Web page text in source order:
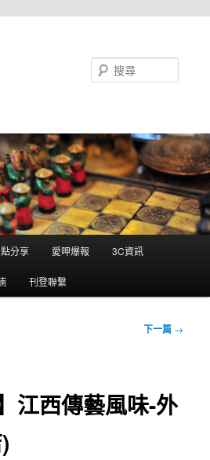
分享 愛呷爆報 3C資訊
刊登聯繫
下一篇 →
江西傳藝風味-外